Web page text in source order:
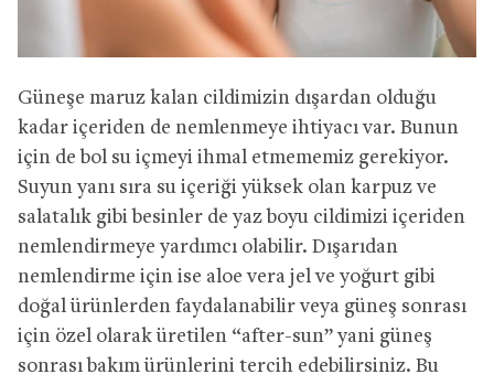
Güneşe maruz kalan cildimizin dışardan olduğu
kadar içeriden de nemlenmeye ihtiyacı var. Bunun
için de bol su içmeyi ihmal etmememiz gerekiyor.
Suyun yanı sıra su içeriği yüksek olan karpuz ve
salatalık gibi besinler de yaz boyu cildimizi içeriden
nemlendirmeye yardımcı olabilir. Dışarıdan
nemlendirme için ise aloe vera jel ve yoğurt gibi
doğal ürünlerden faydalanabilir veya güneş sonrası
için özel olarak üretilen “after-sun” yani güneş
sonrası bakım ürünlerini tercih edebilirsiniz. Bu